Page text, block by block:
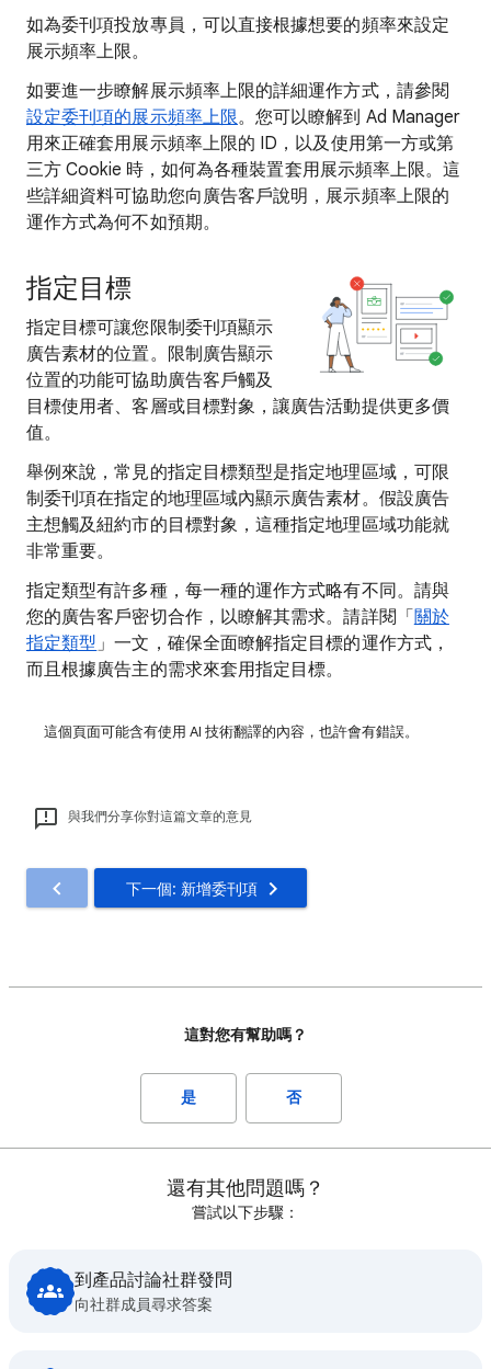
如為委刊項投放專員，可以直接根據想要的頻率來設定
展示頻率上限。
如要進一步瞭解展示頻率上限的詳細運作方式，請參閱
設定委刊項的展示頻率上限。您可以瞭解到 Ad Manager
用來正確套用展示頻率上限的 ID，以及使用第一方或第
三方 Cookie 時，如何為各種裝置套用展示頻率上限。這
些詳細資料可協助您向廣告客戶說明，展示頻率上限的
運作方式為何不如預期。
指定目標
指定目標可讓您限制委刊項顯示
廣告素材的位置。限制廣告顯示
位置的功能可協助廣告客戶觸及
目標使用者、客層或目標對象，讓廣告活動提供更多價
值。
舉例來說，常見的指定目標類型是指定地理區域，可限
制委刊項在指定的地理區域內顯示廣告素材。假設廣告
主想觸及紐約市的目標對象，這種指定地理區域功能就
非常重要。
指定類型有許多種，每一種的運作方式略有不同。請與
您的廣告客戶密切合作，以瞭解其需求。請詳閱「 關於
指定類型」一文，確保全面瞭解指定目標的運作方式，
而且根據廣告主的需求來套用指定目標。
這個頁面可能含有使用 AI 技術翻譯的內容，也許會有錯誤。
與我們分享你對這篇文章的意見
下一個: 新增委刊項
這對您有幫助嗎？
是 否
還有其他問題嗎？
嘗試以下步驟：
到產品討論社群發問
向社群成員尋求答案